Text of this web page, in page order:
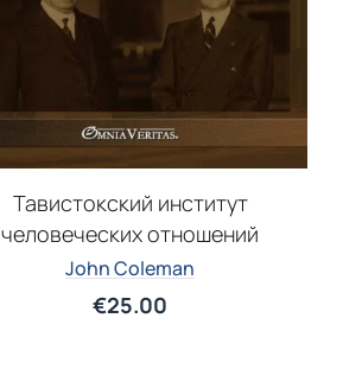
Тавистокский институт
человеческих отношений
John Coleman
€25.00